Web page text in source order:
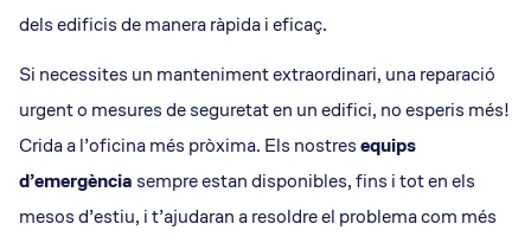
dels edificis de manera ràpida i eficaç.
Si necessites un manteniment extraordinari, una reparació
urgent o mesures de seguretat en un edifici, no esperis més!
Crida a l’oficina més pròxima. Els nostresequips
d’emergència sempre estan disponibles, fins i tot en els
mesos d’estiu, i t’ajudaran a resoldre el problema com més